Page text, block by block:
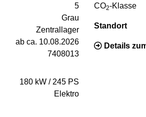
5
Grau
Zentrallager
ab ca. 10.08.2026
7408013
180 kW / 245 PS
Elektro
CO2-Klasse
Standort
Details